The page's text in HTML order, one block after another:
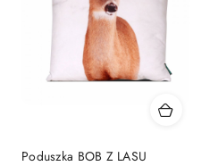
Poduszka BOB Z LASU